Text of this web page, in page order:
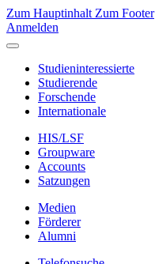
Zum Hauptinhalt Zum Footer
Anmelden
Studieninteressierte
Studierende
Forschende
Internationale
HIS/LSF
Groupware
Accounts
Satzungen
Medien
Förderer
Alumni